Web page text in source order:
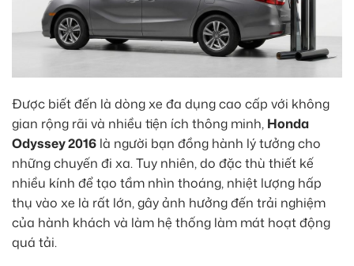
Được biết đến là dòng xe đa dụng cao cấp với không
gian rộng rãi và nhiều tiện ích thông minh, Honda
Odyssey 2016 là người bạn đồng hành lý tưởng cho
những chuyến đi xa. Tuy nhiên, do đặc thù thiết kế
nhiều kính để tạo tầm nhìn thoáng, nhiệt lượng hấp
thụ vào xe là rất lớn, gây ảnh hưởng đến trải nghiệm
của hành khách và làm hệ thống làm mát hoạt động
quá tải.